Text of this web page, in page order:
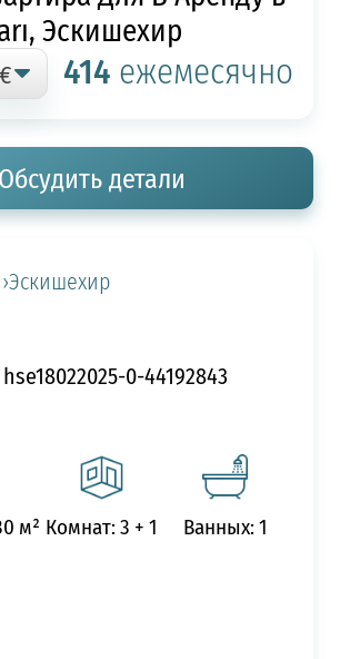
Эскишехир
414 ежемесячно
Обсудить детали
Эскишехир
hse18022025-0-44192843
м² Комнат: 3 + 1 Ванных: 1